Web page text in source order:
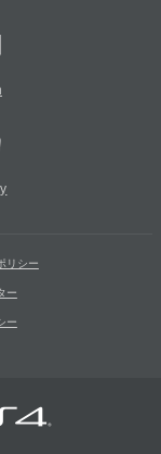
リシー
ー
ー